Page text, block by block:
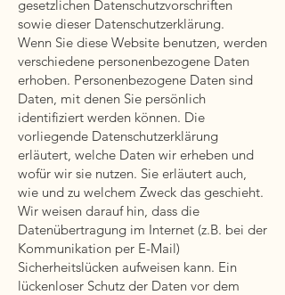
gesetzlichen Datenschutzvorschriften
sowie dieser Datenschutzerklärung.
Wenn Sie diese Website benutzen, werden
verschiedene personenbezogene Daten
erhoben. Personenbezogene Daten sind
Daten, mit denen Sie persönlich
identifiziert werden können. Die
vorliegende Datenschutzerklärung
erläutert, welche Daten wir erheben und
wofür wir sie nutzen. Sie erläutert auch,
wie und zu welchem Zweck das geschieht.
Wir weisen darauf hin, dass die
Datenübertragung im Internet (z.B. bei der
Kommunikation per E-Mail)
Sicherheitslücken aufweisen kann. Ein
lückenloser Schutz der Daten vor dem